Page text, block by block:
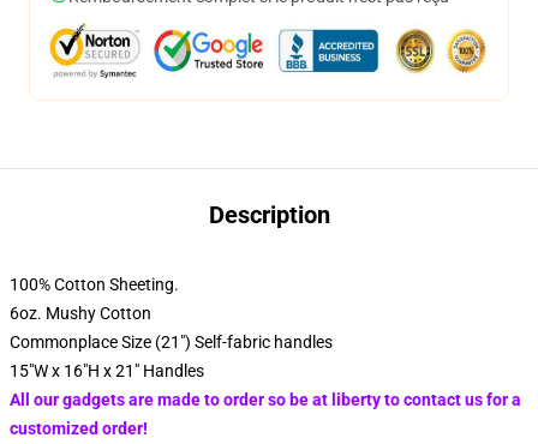
Description
100% Cotton Sheeting.
6oz. Mushy Cotton
Commonplace Size (21") Self-fabric handles
15"W x 16"H x 21" Handles
All our gadgets are made to order so be at liberty to contact us for a
customized order!